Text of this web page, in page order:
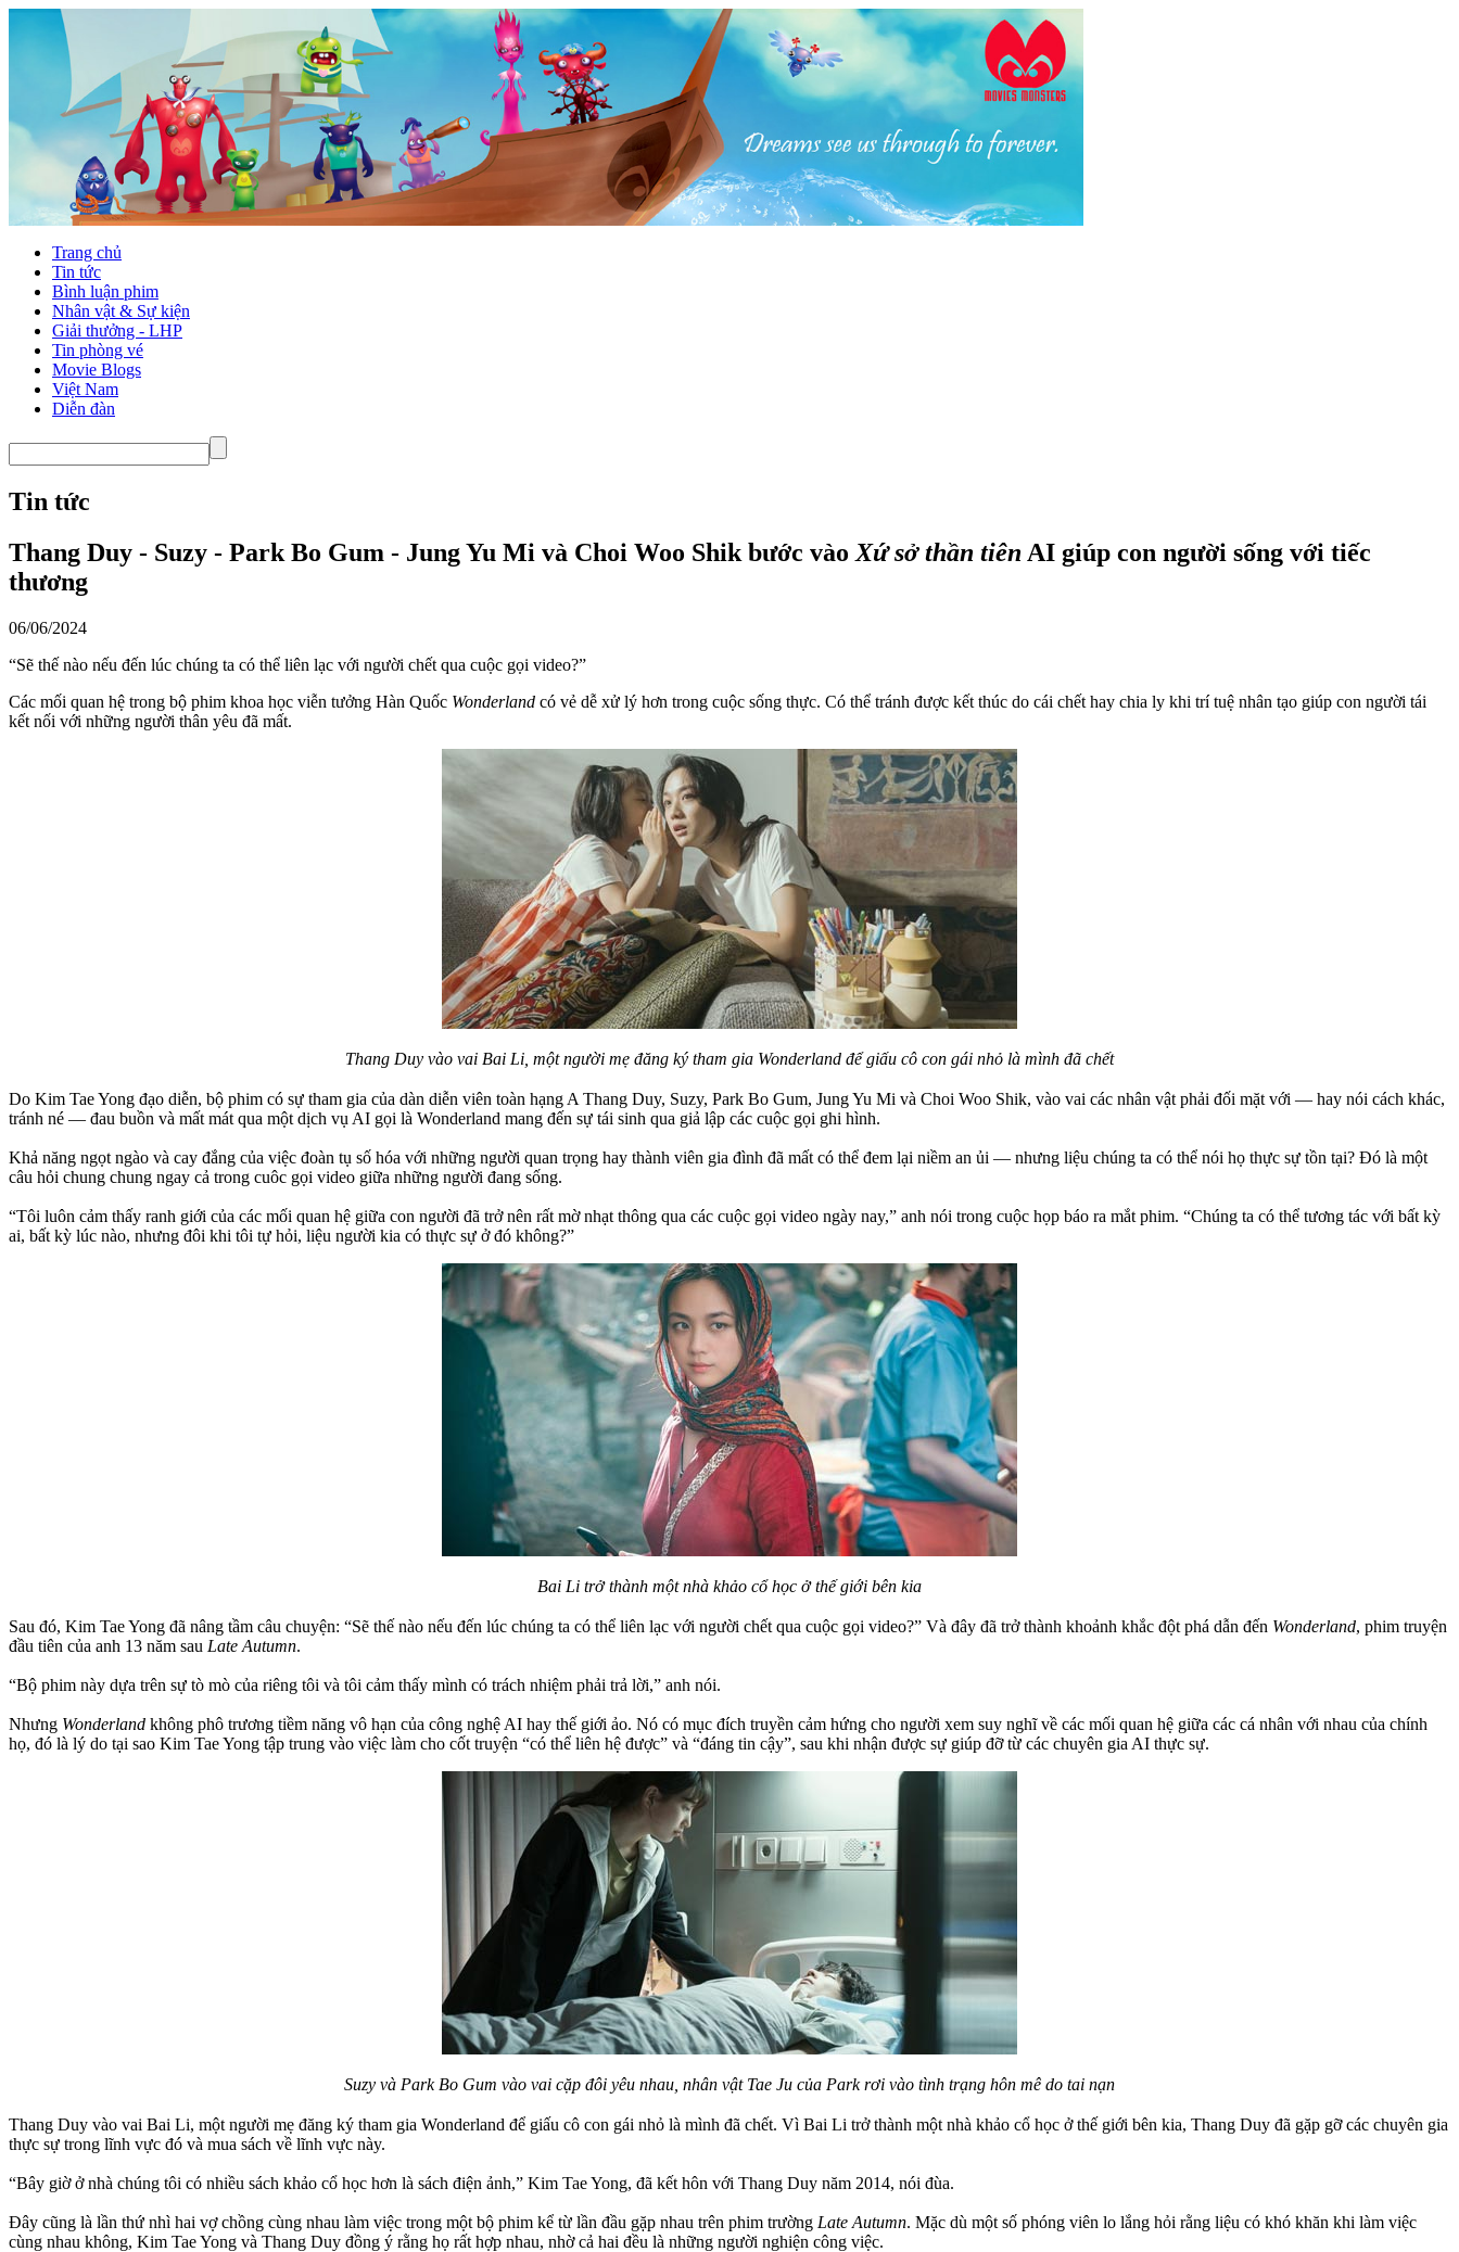
Trang chủ
Tin tức
Bình luận phim
Nhân vật & Sự kiện
Giải thưởng - LHP
Tin phòng vé
Movie Blogs
Việt Nam
Diễn đàn
Tin tức
Thang Duy - Suzy - Park Bo Gum - Jung Yu Mi và Choi Woo Shik bước vào Xứ sở thần tiên AI giúp con người sống với tiếc
thương
06/06/2024
“Sẽ thế nào nếu đến lúc chúng ta có thể liên lạc với người chết qua cuộc gọi video?”
Các mối quan hệ trong bộ phim khoa học viễn tưởng Hàn Quốc Wonderland có vẻ dễ xử lý hơn trong cuộc sống thực. Có thể tránh được kết thúc do cái chết hay chia ly khi trí tuệ nhân tạo giúp con người tái
kết nối với những người thân yêu đã mất.
Thang Duy vào vai Bai Li, một người mẹ đăng ký tham gia Wonderland để giấu cô con gái nhỏ là mình đã chết
Do Kim Tae Yong đạo diễn, bộ phim có sự tham gia của dàn diễn viên toàn hạng A Thang Duy, Suzy, Park Bo Gum, Jung Yu Mi và Choi Woo Shik, vào vai các nhân vật phải đối mặt với — hay nói cách khác,
tránh né — đau buồn và mất mát qua một dịch vụ AI gọi là Wonderland mang đến sự tái sinh qua giả lập các cuộc gọi ghi hình.
Khả năng ngọt ngào và cay đắng của việc đoàn tụ số hóa với những người quan trọng hay thành viên gia đình đã mất có thể đem lại niềm an ủi — nhưng liệu chúng ta có thể nói họ thực sự tồn tại? Đó là một
câu hỏi chung chung ngay cả trong cuôc gọi video giữa những người đang sống.
“Tôi luôn cảm thấy ranh giới của các mối quan hệ giữa con người đã trở nên rất mờ nhạt thông qua các cuộc gọi video ngày nay,” anh nói trong cuộc họp báo ra mắt phim. “Chúng ta có thể tương tác với bất kỳ
ai, bất kỳ lúc nào, nhưng đôi khi tôi tự hỏi, liệu người kia có thực sự ở đó không?”
Bai Li trở thành một nhà khảo cổ học ở thế giới bên kia
Sau đó, Kim Tae Yong đã nâng tầm câu chuyện: “Sẽ thế nào nếu đến lúc chúng ta có thể liên lạc với người chết qua cuộc gọi video?” Và đây đã trở thành khoảnh khắc đột phá dẫn đến Wonderland, phim truyện
đầu tiên của anh 13 năm sau Late Autumn.
“Bộ phim này dựa trên sự tò mò của riêng tôi và tôi cảm thấy mình có trách nhiệm phải trả lời,” anh nói.
Nhưng Wonderland không phô trương tiềm năng vô hạn của công nghệ AI hay thế giới ảo. Nó có mục đích truyền cảm hứng cho người xem suy nghĩ về các mối quan hệ giữa các cá nhân với nhau của chính
họ, đó là lý do tại sao Kim Tae Yong tập trung vào việc làm cho cốt truyện “có thể liên hệ được” và “đáng tin cậy”, sau khi nhận được sự giúp đỡ từ các chuyên gia AI thực sự.
Suzy và Park Bo Gum vào vai cặp đôi yêu nhau, nhân vật Tae Ju của Park rơi vào tình trạng hôn mê do tai nạn
Thang Duy vào vai Bai Li, một người mẹ đăng ký tham gia Wonderland để giấu cô con gái nhỏ là mình đã chết. Vì Bai Li trở thành một nhà khảo cổ học ở thế giới bên kia, Thang Duy đã gặp gỡ các chuyên gia
thực sự trong lĩnh vực đó và mua sách về lĩnh vực này.
“Bây giờ ở nhà chúng tôi có nhiều sách khảo cổ học hơn là sách điện ảnh,” Kim Tae Yong, đã kết hôn với Thang Duy năm 2014, nói đùa.
Đây cũng là lần thứ nhì hai vợ chồng cùng nhau làm việc trong một bộ phim kể từ lần đầu gặp nhau trên phim trường Late Autumn. Mặc dù một số phóng viên lo lắng hỏi rằng liệu có khó khăn khi làm việc
cùng nhau không, Kim Tae Yong và Thang Duy đồng ý rằng họ rất hợp nhau, nhờ cả hai đều là những người nghiện công việc.